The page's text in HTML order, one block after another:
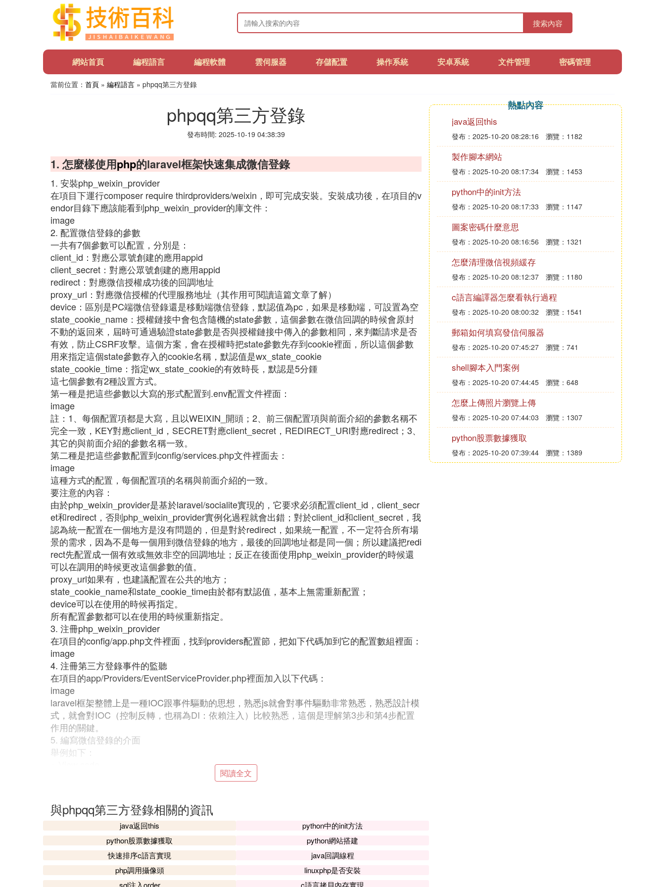
搜索內容
網站首頁 編程語言 編程軟體 雲伺服器 存儲配置 操作系統 安卓系統 文件管理 密碼管理
當前位置： 首頁 » 編程語言 » phpqq第三方登錄
phpqq第三方登錄
發布時間: 2025-10-19 04:38:39
1. 怎麼樣使用php的laravel框架快速集成微信登錄
1. 安裝php_weixin_provider
在項目下運行composer require thirdproviders/weixin，即可完成安裝。安裝成功後，在項目的v
endor目錄下應該能看到php_weixin_provider的庫文件：
image
2. 配置微信登錄的參數
一共有7個參數可以配置，分別是：
client_id：對應公眾號創建的應用appid
client_secret：對應公眾號創建的應用appid
redirect：對應微信授權成功後的回調地址
proxy_url：對應微信授權的代理服務地址（其作用可閱讀這篇文章了解）
device：區別是PC端微信登錄還是移動端微信登錄，默認值為pc，如果是移動端，可設置為空
state_cookie_name：授權鏈接中會包含隨機的state參數，這個參數在微信回調的時候會原封
不動的返回來，屆時可通過驗證state參數是否與授權鏈接中傳入的參數相同，來判斷請求是否
有效，防止CSRF攻擊。這個方案，會在授權時把state參數先存到cookie裡面，所以這個參數
用來指定這個state參數存入的cookie名稱，默認值是wx_state_cookie
state_cookie_time：指定wx_state_cookie的有效時長，默認是5分鍾
這七個參數有2種設置方式。
第一種是把這些參數以大寫的形式配置到.env配置文件裡面：
image
註：1、每個配置項都是大寫，且以WEIXIN_開頭；2、前三個配置項與前面介紹的參數名稱不
完全一致，KEY對應client_id，SECRET對應client_secret，REDIRECT_URI對應redirect；3、
其它的與前面介紹的參數名稱一致。
第二種是把這些參數配置到config/services.php文件裡面去：
image
這種方式的配置，每個配置項的名稱與前面介紹的一致。
要注意的內容：
由於php_weixin_provider是基於laravel/socialite實現的，它要求必須配置client_id，client_secr
et和redirect，否則php_weixin_provider實例化過程就會出錯；對於client_id和client_secret，我
認為統一配置在一個地方是沒有問題的，但是對於redirect，如果統一配置，不一定符合所有場
景的需求，因為不是每一個用到微信登錄的地方，最後的回調地址都是同一個；所以建議把redi
rect先配置成一個有效或無效非空的回調地址；反正在後面使用php_weixin_provider的時候還
可以在調用的時候更改這個參數的值。
proxy_url如果有，也建議配置在公共的地方；
state_cookie_name和state_cookie_time由於都有默認值，基本上無需重新配置；
device可以在使用的時候再指定。
所有配置參數都可以在使用的時候重新指定。
3. 注冊php_weixin_provider
在項目的config/app.php文件裡面，找到providers配置節，把如下代碼加到它的配置數組裡面：
image
4. 注冊第三方登錄事件的監聽
在項目的app/Providers/EventServiceProvider.php裡面加入以下代碼：
image
laravel框架整體上是一種IOC跟事件驅動的思想，熟悉js就會對事件驅動非常熟悉，熟悉設計模
式，就會對IOC（控制反轉，也稱為DI：依賴注入）比較熟悉，這個是理解第3步和第4步配置
作用的關鍵。
5. 編寫微信登錄的介面
舉例如下：
Socialite::with('weixin')會返回php_weixin_provider的實例，也就是它：
拿到這個實例之後，就可以採用鏈式的方式調用它提供的所有public方法，比如設置配置參數，
setDevice等等。
6. 編寫微信登錄回調的介面
舉例如下：
+ View code
通過Socialite::with('weixin')拿到php_weixin_provider實例後，調用user方法，就會自動跟微信
調用相關介面，並把微信的返回值封裝成對象返回。如果在此過程中，有任何錯誤都會以異常
閱讀全文
與phpqq第三方登錄相關的資訊
java返回this
python中的init方法
python股票數據獲取
python網站搭建
快速排序c語言實現
java回調線程
php調用攝像頭
linuxphp是否安裝
sql注入order
c語言拷貝內存實現
熱點內容
java返回this
發布：2025-10-20 08:28:16 瀏覽：1182
製作腳本網站
發布：2025-10-20 08:17:34 瀏覽：1453
python中的init方法
發布：2025-10-20 08:17:33 瀏覽：1147
圖案密碼什麼意思
發布：2025-10-20 08:16:56 瀏覽：1321
怎麼清理微信視頻緩存
發布：2025-10-20 08:12:37 瀏覽：1180
c語言編譯器怎麼看執行過程
發布：2025-10-20 08:00:32 瀏覽：1541
郵箱如何填寫發信伺服器
發布：2025-10-20 07:45:27 瀏覽：741
shell腳本入門案例
發布：2025-10-20 07:44:45 瀏覽：648
怎麼上傳照片瀏覽上傳
發布：2025-10-20 07:44:03 瀏覽：1307
python股票數據獲取
發布：2025-10-20 07:39:44 瀏覽：1389